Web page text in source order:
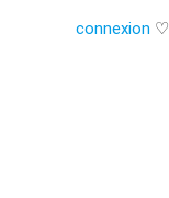
connexion ♡